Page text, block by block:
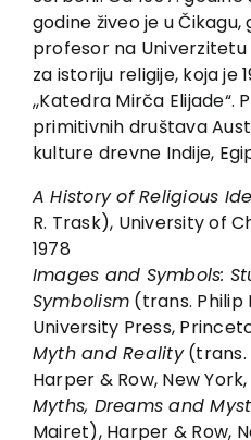
godine živeo je u
profesor na Univerzitetu
za istoriju religije, koja je
,,Katedra Mirča Elijade“.
primitivnih društava
kulture drevne Indije,
A History of Religious
R. Trask), University of
1978
Images and Symbols:
Symbolism (trans.
University Press,
Myth and Reality(trans.
Harper & Row, New York,
Myths, Dreams and
Mairet), Harper & Row,